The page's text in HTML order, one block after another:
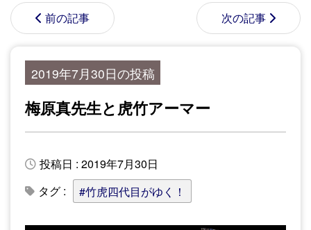
前の記事 次の記事
2019年7月30日の投稿
梅原真先生と虎竹アーマー
投稿日 : 2019年7月30日
タグ :
#竹虎四代目がゆく！